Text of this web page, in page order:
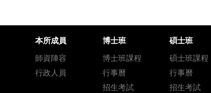
本所成員
師資陣容
行政人員
博士班
博士班課程
行事曆
招生考試
碩士班
碩士班課程
行事曆
招生考試